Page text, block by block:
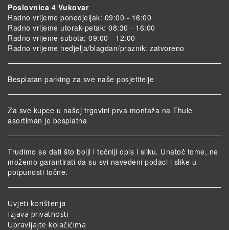
Poslovnica 4 Vukovar
Radno vrijeme ponedjeljak: 09:00 - 16:00
Radno vrijeme utorak-petak: 08:30 - 16:00
Radno vrijeme subota: 09:00 - 12:00
Radno vrijeme nedjelja/blagdan/praznik: zatvoreno
Besplatan parking za sve naše posjetitelje
Za sve kupce u našoj trgovini prva montaža na Thule
asortiman je besplatna
Trudimo se dati što bolji i točniji opis i sliku. Unatoč tome, ne
možemo garantirati da su svi navedeni podaci i slike u
potpunosti točne.
Uvjeti korištenja
Izjava privatnosti
Upravljajte kolačićima